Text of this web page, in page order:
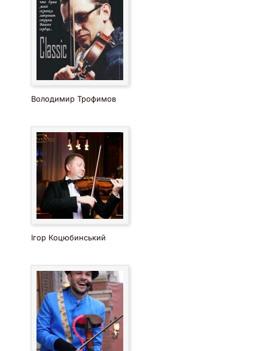
Володимир Трофимов
Ігор Коцюбинський